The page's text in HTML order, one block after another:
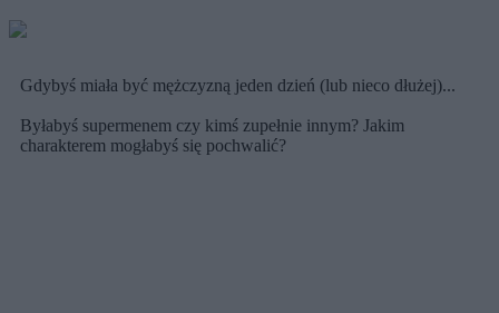
Gdybyś miała być mężczyzną jeden dzień (lub nieco dłużej)...
Byłabyś supermenem czy kimś zupełnie innym? Jakim
charakterem mogłabyś się pochwalić?